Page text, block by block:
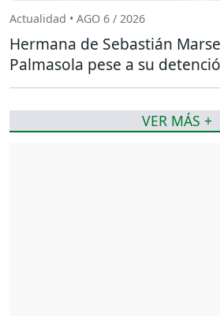
Actualidad • AGO 6 / 2026
Hermana de Sebastián
Palmasola pese a su
VER MÁS +